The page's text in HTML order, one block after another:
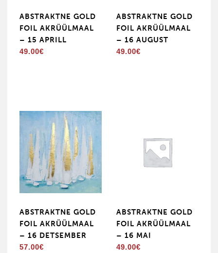
ABSTRAKTNE GOLD
FOIL AKRÜÜLMAAL
– 15 APRILL
49.00€
ABSTRAKTNE GOLD
FOIL AKRÜÜLMAAL
– 16 AUGUST
49.00€
ABSTRAKTNE GOLD
FOIL AKRÜÜLMAAL
– 16 DETSEMBER
57.00€
ABSTRAKTNE GOLD
FOIL AKRÜÜLMAAL
– 16 MAI
49.00€